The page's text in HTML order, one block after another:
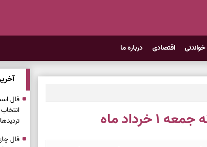
خواندنی اقتصادی درباره ما
ماه
تردیدها